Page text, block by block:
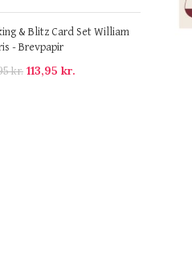
& Blitz Card Set William
- Brevpapir
kr. 113,95 kr.